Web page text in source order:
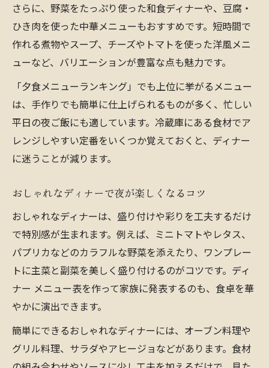
ワンプレートで叶える簡単ディナー提案
作り置きが活躍するディナーメニュー実例
定番とアレンジで楽しむディナーの工夫
定番ディナーメニューに新しい発見をプラ
ス
アレンジ自在なディナーで毎日を楽しく
手軽なひと工夫でディナーに変化を
人気の定番ディナーをアレンジするコツ
さらに、野菜をたっぷり使った和食ディナーや、豆腐・
ひき肉を使った中華メニューもおすすめです。短時間で
作れる煮物やスープ、チーズやトマトを使った洋風メニ
ューなど、バリエーションが豊富な点も魅力です。
「夕食メニューランキング」でも上位に挙がるメニュー
は、手作りでも簡単に仕上げられるものが多く、忙しい
平日の夜ご飯にも適しています。冷蔵庫にある食材でア
レンジしやすい定番をいくつか覚えておくと、ディナー
に迷うことが減ります。
おしゃれなディナーで夜が楽しくなるコツ
おしゃれなディナーは、盛り付けや彩りを工夫するだけ
で特別感が生まれます。例えば、ミニトマトやレタス、
パプリカなどのカラフルな野菜を添えたり、ワンプレー
トに主菜と副菜を美しく盛り付けるのがコツです。ディ
ナー メニュー表を作って家族に発表するのも、食卓を華
やかに演出できます。
簡単にできるおしゃれなディナーには、オーブン料理や
グリル料理、サラダやアヒージョなどがあります。食材